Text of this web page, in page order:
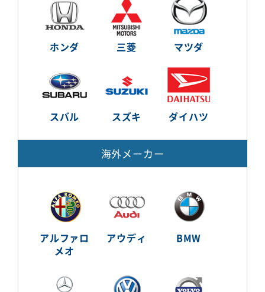
ホンダ 三菱 マツダ
スバル スズキ ダイハツ
海外メーカー
アルファロ
メオ
アウディ BMW